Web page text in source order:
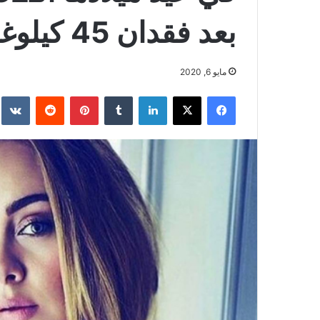
بعد فقدان 45 كيلوغراماً من وزنها
مايو 6, 2020
فيسبوك ‫X لينكدإن بينتيريست